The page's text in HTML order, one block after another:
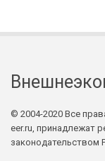
© 2004-2020 Все
eer.ru, принадлежат
законодательством